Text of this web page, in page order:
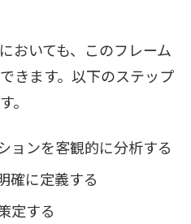
おいても、このフレーム
きます。以下のステップ
。
ョンを客観的に分析する
確に定義する
定する